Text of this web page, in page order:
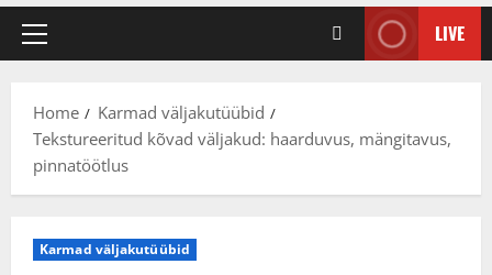
Primary
LIVE
Home
Karmad väljakutüübid
Tekstureeritud kõvad väljakud: haarduvus, mängitavus,
pinnatöötlus
Karmad väljakutüübid